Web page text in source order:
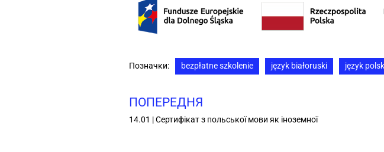
Позначки: bezpłatne szkolenie język białoruski język
ПОПЕРЕДНЯ
14.01 | Сертифікат з польської мови як іноземної